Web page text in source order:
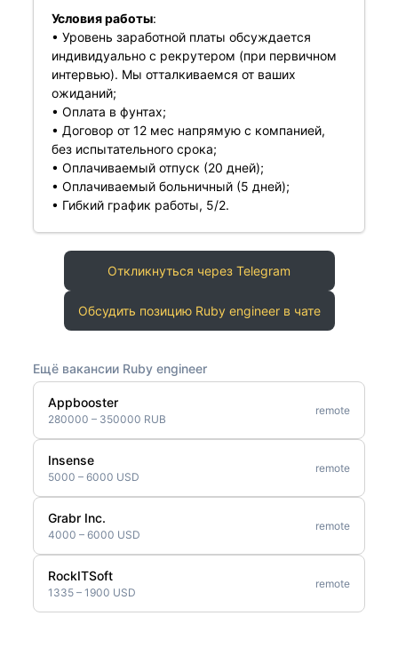
Условия работы:
• Уровень заработной платы обсуждается
индивидуально с рекрутером (при первичном
интервью). Мы отталкиваемся от ваших
ожиданий;
• Оплата в фунтах;
• Договор от 12 мес напрямую с компанией,
без испытательного срока;
• Оплачиваемый отпуск (20 дней);
• Оплачиваемый больничный (5 дней);
• Гибкий график работы, 5/2.
Откликнуться через Telegram
Обсудить позицию Ruby engineer в чате
Ещё вакансии Ruby engineer
Appbooster
280000 – 350000 RUB
remote
Insense
5000 – 6000 USD
remote
Grabr Inc.
4000 – 6000 USD
remote
RockITSoft
1335 – 1900 USD
remote